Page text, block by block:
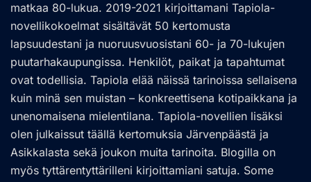
matkaa 80-lukua. 2019-2021 kirjoittamani Tapiola-
novellikokoelmat sisältävät 50 kertomusta
lapsuudestani ja nuoruusvuosistani 60- ja 70-lukujen
puutarhakaupungissa. Henkilöt, paikat ja tapahtumat
ovat todellisia. Tapiola elää näissä tarinoissa sellaisena
kuin minä sen muistan – konkreettisena kotipaikkana ja
unenomaisena mielentilana. Tapiola-novellien lisäksi
olen julkaissut täällä kertomuksia Järvenpäästä ja
Asikkalasta sekä joukon muita tarinoita. Blogilla on
myös tyttärentyttärilleni kirjoittamiani satuja. Some